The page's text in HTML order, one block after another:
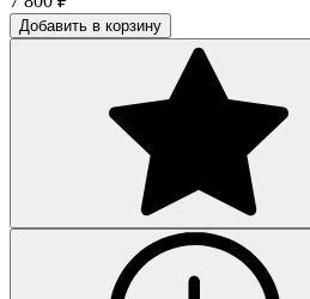
Добавить в корзину